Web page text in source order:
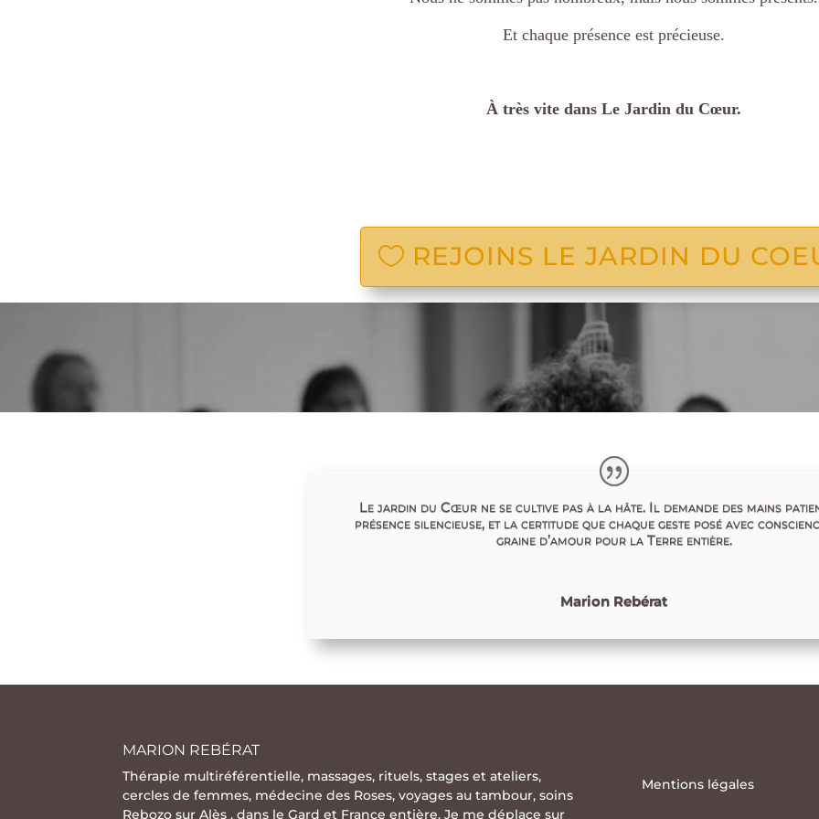
Et chaque présence est précieuse.
À très vite dans Le Jardin du Cœur.
REJOINS LE JARDIN DU
Le jardin du Cœur ne se cultive pas à la hâte. Il demande des mains
présence silencieuse, et la certitude que chaque geste posé avec
graine d’amour pour la Terre entière.
Marion Rebérat
MARION REBÉRAT
Thérapie multiréférentielle, massages, rituels,stages etateliers,
cercles de femmes, médecine des Roses,voyages au tambour,soins
Rebozosur Alès , dans le Gard et France entière. Je me déplace sur
Mentions légales